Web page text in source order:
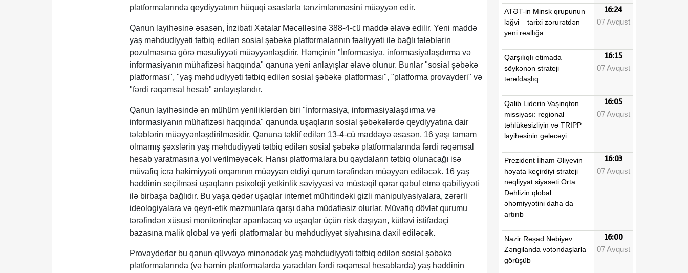
platformalarında qeydiyyatının hüquqi əsaslarla tənzimlənməsini müəyyən edir.
Qanun layihəsinə əsasən, İnzibati Xətalar Məcəlləsinə 388-4-cü maddə əlavə edilir. Yeni maddə
yaş məhdudiyyəti tətbiq edilən sosial şəbəkə platformalarının fəaliyyəti ilə bağlı tələblərin
pozulmasına görə məsuliyyəti müəyyənləşdirir. Həmçinin "İnformasiya, informasiyalaşdırma və
informasiyanın mühafizəsi haqqında" qanuna yeni anlayışlar əlavə olunur. Bunlar "sosial şəbəkə
platforması", "yaş məhdudiyyəti tətbiq edilən sosial şəbəkə platforması", "platforma provayderi" və
"fərdi rəqəmsal hesab" anlayışlarıdır.
Qanun layihəsində ən mühüm yeniliklərdən biri "İnformasiya, informasiyalaşdırma və
informasiyanın mühafizəsi haqqında" qanunda uşaqların sosial şəbəkələrdə qeydiyyatına dair
tələblərin müəyyənləşdirilməsidir. Qanuna təklif edilən 13-4-cü maddəyə əsasən, 16 yaşı tamam
olmamış şəxslərin yaş məhdudiyyəti tətbiq edilən sosial şəbəkə platformalarında fərdi rəqəmsal
hesab yaratmasına yol verilməyəcək. Hansı platformalara bu qaydaların tətbiq olunacağı isə
müvafiq icra hakimiyyəti orqanının müəyyən etdiyi qurum tərəfindən müəyyən ediləcək. 16 yaş
həddinin seçilməsi uşaqların psixoloji yetkinlik səviyyəsi və müstəqil qərar qəbul etmə qabiliyyəti
ilə birbaşa bağlıdır. Bu yaşa qədər uşaqlar internet mühitindəki gizli manipulyasiyalara, zərərli
ideologiyalara və qeyri-etik məzmunlara qarşı daha müdafiəsiz olurlar. Müvafiq dövlət qurumu
tərəfindən xüsusi monitorinqlər aparılacaq və uşaqlar üçün risk daşıyan, kütləvi istifadəçi
bazasına malik qlobal və yerli platformalar bu məhdudiyyət siyahısına daxil ediləcək.
Provayderlər bu qanun qüvvəyə minənədək yaş məhdudiyyəti tətbiq edilən sosial şəbəkə
platformalarında (və həmin platformalarda yaradılan fərdi rəqəmsal hesablarda) yaş həddinin
ATƏT-in Minsk qrupunun
ləğvi – tarixi zərurətdən
yeni reallığa
16:24
07 Avqust
Qarşılıqlı etimada
söykənən strateji
tərəfdaşlıq
16:15
07 Avqust
Qalib Liderin Vaşinqton
missiyası: regional
təhlükəsizliyin və TRIPP
layihəsinin gələcəyi
16:05
07 Avqust
Prezident İlham Əliyevin
həyata keçirdiyi strateji
nəqliyyat siyasəti Orta
Dəhlizin qlobal
əhəmiyyətini daha da
artırıb
16:03
07 Avqust
Nazir Rəşad Nəbiyev
Zəngilanda vətəndaşlarla
görüşüb
16:00
07 Avqust